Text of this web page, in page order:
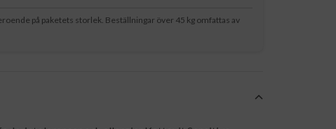
på paketets storlek. Beställningar över 45 kg omfattas av